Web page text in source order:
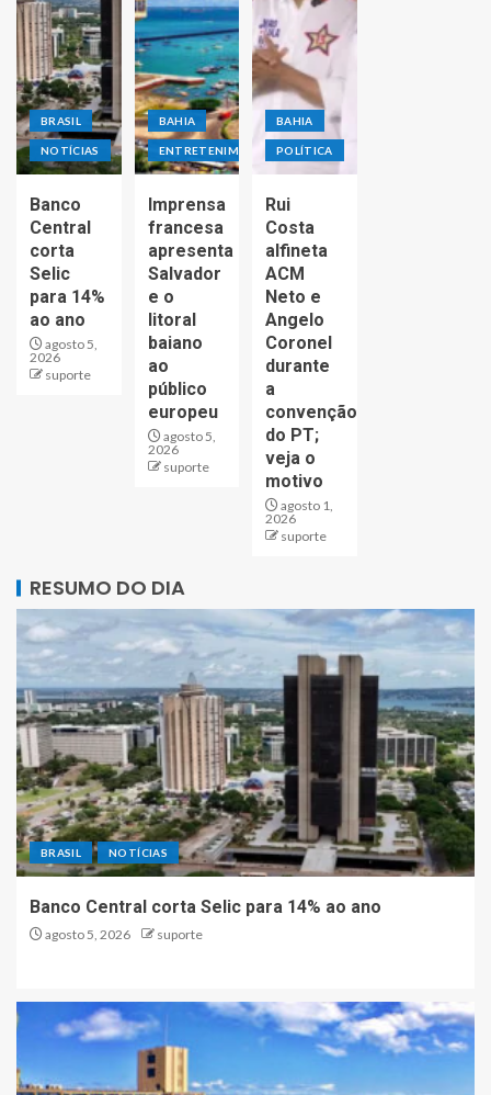
BRASIL
NOTÍCIAS
Banco
Central
corta
Selic
para 14%
ao ano
agosto 5,
2026
suporte
BAHIA
ENTRETENIMENTO
Imprensa
francesa
apresenta
Salvador
e o
litoral
baiano
ao
público
europeu
agosto 5,
2026
suporte
BAHIA
POLÍTICA
Rui
Costa
alfineta
ACM
Neto e
Angelo
Coronel
durante
a
convenção
do PT;
veja o
motivo
agosto 1,
2026
suporte
RESUMO DO DIA
BRASIL NOTÍCIAS
Banco Central corta Selic para 14% ao ano
agosto 5, 2026 suporte